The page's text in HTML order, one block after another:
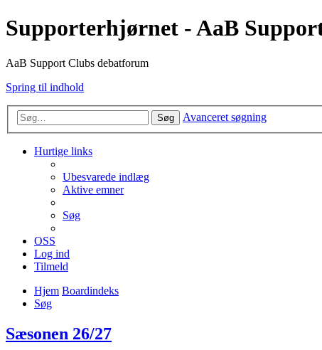
Supporterhjørnet - AaB
AaB Support Clubs debatforum
Spring til indhold
Søg Avanceret søgning
Hurtige links
Ubesvarede indlæg
Aktive emner
Søg
OSS
Log ind
Tilmeld
Hjem Boardindeks
Søg
Sæsonen 26/27